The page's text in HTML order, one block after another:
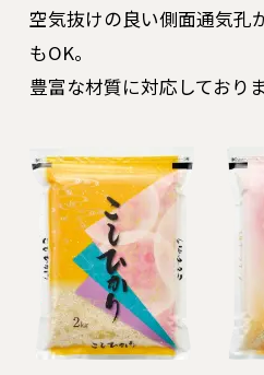
空気抜けの良い側面通気孔
もOK。
豊富な材質に対応しておりま